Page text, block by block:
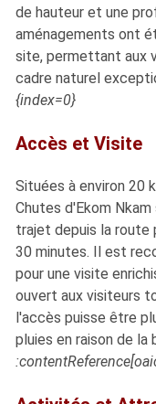
de hauteur et une
aménagements ont
site, permettant aux
cadre naturel
{index=0}
Accès et Visite
Situées à environ 20
Chutes d'Ekom
trajet depuis la route
30 minutes. Il est
pour une visite
ouvert aux visiteurs
l'accès puisse être
pluies en raison de la